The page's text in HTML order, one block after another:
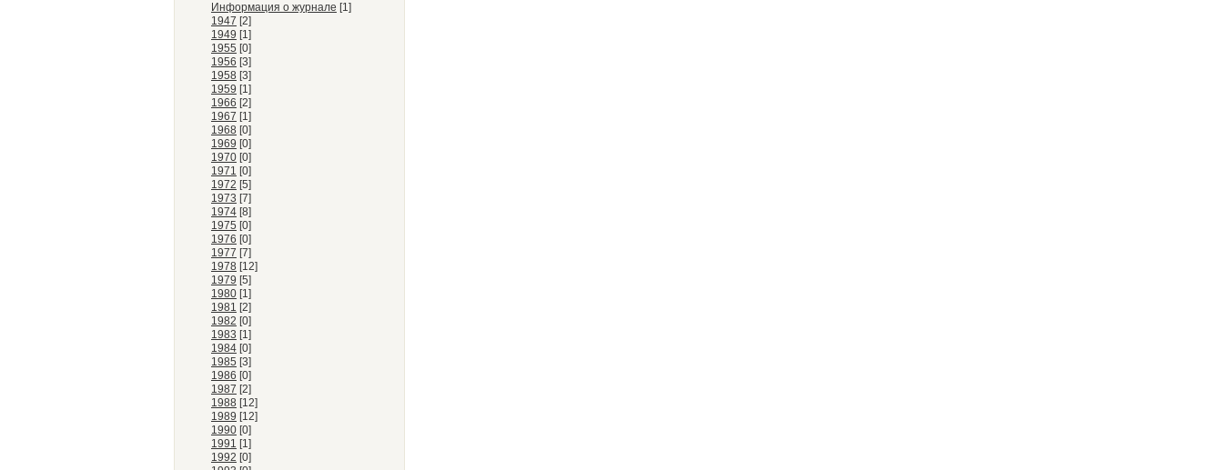
Информация о журнале [1]
1947 [2]
1949 [1]
1955 [0]
1956 [3]
1958 [3]
1959 [1]
1966 [2]
1967 [1]
1968 [0]
1969 [0]
1970 [0]
1971 [0]
1972 [5]
1973 [7]
1974 [8]
1975 [0]
1976 [0]
1977 [7]
1978 [12]
1979 [5]
1980 [1]
1981 [2]
1982 [0]
1983 [1]
1984 [0]
1985 [3]
1986 [0]
1987 [2]
1988 [12]
1989 [12]
1990 [0]
1991 [1]
1992 [0]